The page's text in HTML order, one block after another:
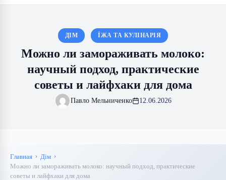
ДІМ ЇЖА ТА КУЛІНАРІЯ
Можно ли замораживать молоко:
научный подход, практические
советы и лайфхаки для дома
Павло Мельниченко 12.06.2026
Главная
Дім
Можно ли замораживать молоко: научный подход, практические
советы и лайфхаки для дома